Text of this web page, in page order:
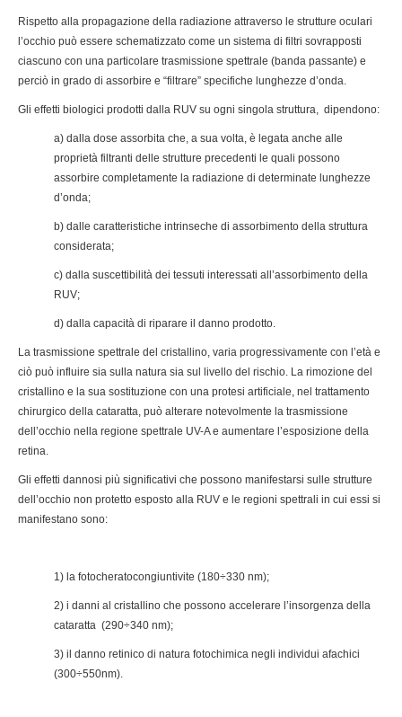
Rispetto alla propagazione della radiazione attraverso le strutture oculari
l’occhio può essere schematizzato come un sistema di filtri sovrapposti
ciascuno con una particolare trasmissione spettrale (banda passante) e
perciò in grado di assorbire e “filtrare” specifiche lunghezze d’onda.
Gli effetti biologici prodotti dalla RUV su ogni singola struttura, dipendono:
a) dalla dose assorbita che, a sua volta, è legata anche alle
proprietà filtranti delle strutture precedenti le quali possono
assorbire completamente la radiazione di determinate lunghezze
d’onda;
b) dalle caratteristiche intrinseche di assorbimento della struttura
considerata;
c) dalla suscettibilità dei tessuti interessati all’assorbimento della
RUV;
d) dalla capacità di riparare il danno prodotto.
La trasmissione spettrale del cristallino, varia progressivamente con l’età e
ciò può influire sia sulla natura sia sul livello del rischio. La rimozione del
cristallino e la sua sostituzione con una protesi artificiale, nel trattamento
chirurgico della cataratta, può alterare notevolmente la trasmissione
dell’occhio nella regione spettrale UV-A e aumentare l’esposizione della
retina.
Gli effetti dannosi più significativi che possono manifestarsi sulle strutture
dell’occhio non protetto esposto alla RUV e le regioni spettrali in cui essi si
manifestano sono:
1) la fotocheratocongiuntivite (180÷330 nm);
2) i danni al cristallino che possono accelerare l’insorgenza della
cataratta (290÷340 nm);
3) il danno retinico di natura fotochimica negli individui afachici
(300÷550nm).